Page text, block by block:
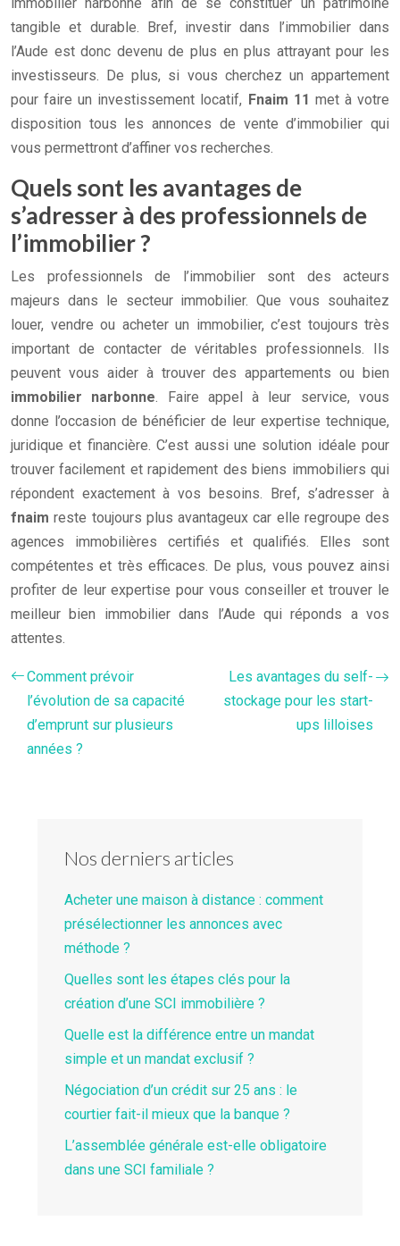
tangible et durable. Bref, investir dans l’immobilier dans
l’Aude est donc devenu de plus en plus attrayant pour les
investisseurs. De plus, si vous cherchez un appartement
pour faire un investissement locatif, Fnaim 11 met à votre
disposition tous les annonces de vente d’immobilier qui
vous permettront d’affiner vos recherches.
Quels sont les avantages de
s’adresser à des professionnels de
l’immobilier ?
Les professionnels de l’immobilier sont des acteurs
majeurs dans le secteur immobilier. Que vous souhaitez
louer, vendre ou acheter un immobilier, c’est toujours très
important de contacter de véritables professionnels. Ils
peuvent vous aider à trouver des appartements ou bien
immobilier narbonne. Faire appel à leur service, vous
donne l’occasion de bénéficier de leur expertise technique,
juridique et financière. C’est aussi une solution idéale pour
trouver facilement et rapidement des biens immobiliers qui
répondent exactement à vos besoins. Bref, s’adresser à
fnaim reste toujours plus avantageux car elle regroupe des
agences immobilières certifiés et qualifiés. Elles sont
compétentes et très efficaces. De plus, vous pouvez ainsi
profiter de leur expertise pour vous conseiller et trouver le
meilleur bien immobilier dans l’Aude qui réponds a vos
attentes.
Comment prévoir
l’évolution de sa capacité
d’emprunt sur plusieurs
années ?
Les avantages du self-
stockage pour les start-
ups lilloises
Nos derniers articles
Acheter une maison à distance : comment
présélectionner les annonces avec
méthode ?
Quelles sont les étapes clés pour la
création d’une SCI immobilière ?
Quelle est la différence entre un mandat
simple et un mandat exclusif ?
Négociation d’un crédit sur 25 ans : le
courtier fait-il mieux que la banque ?
L’assemblée générale est-elle obligatoire
dans une SCI familiale ?